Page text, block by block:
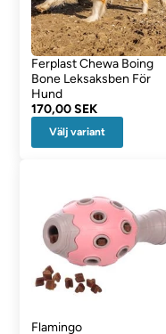
Ferplast Chewa Boing
Bone Leksaksben För
Hund
170,00 SEK
Välj variant
Flamingo